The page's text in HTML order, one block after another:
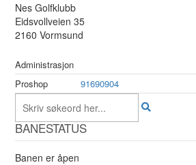
Nes Golfklubb
Eidsvollveien 35
2160 Vormsund
Administrasjon
Proshop
91690904
BANESTATUS
Banen er åpen